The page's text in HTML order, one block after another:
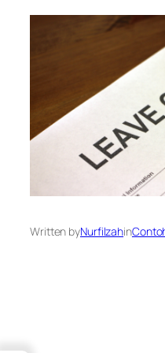
Written byNurfilzahin